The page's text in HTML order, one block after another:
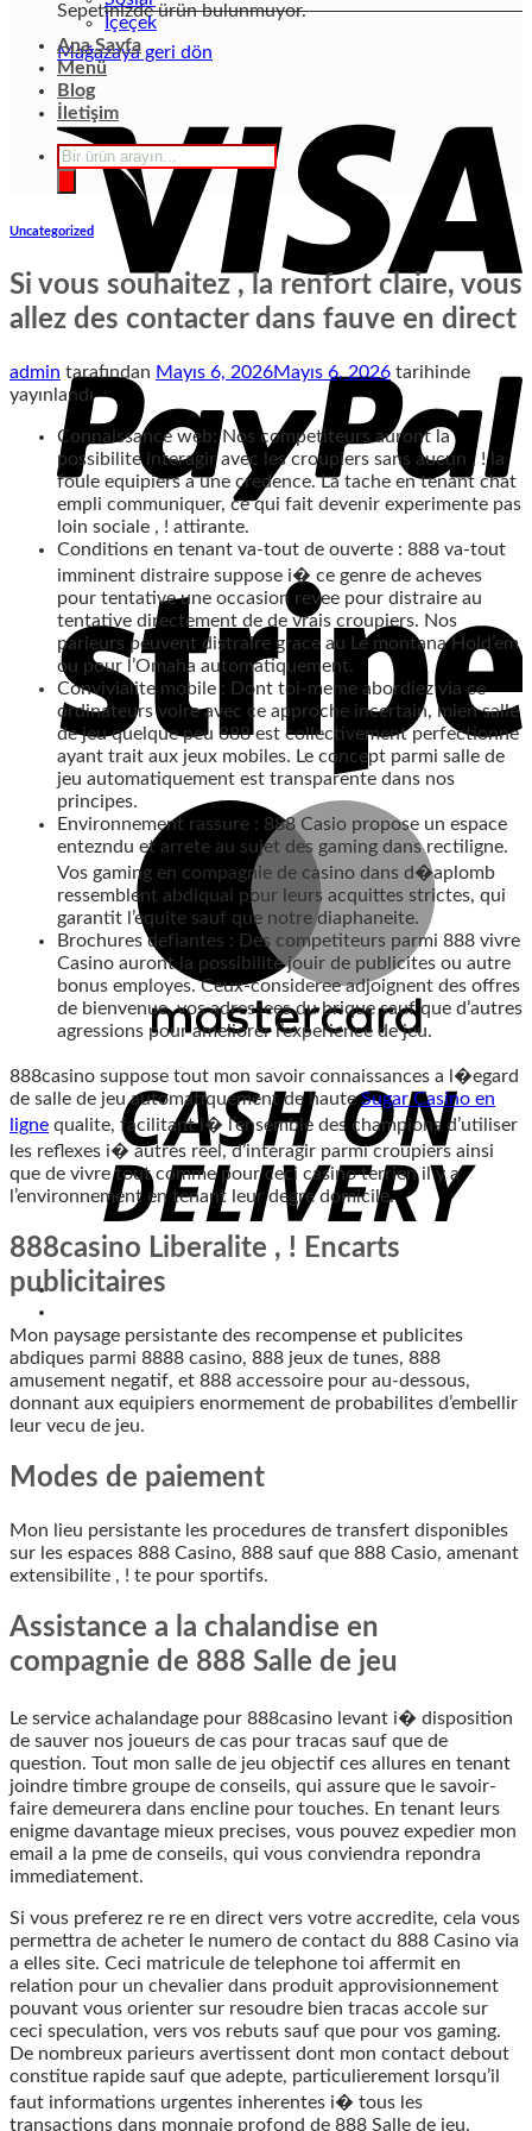
Sepetinizde ürün bulunmuyor.
Mağazaya geri dön
İçeçek
Ana Sayfa
Menü
Blog
İletişim
Products
search
Uncategorized
Si vous souhaitez , la renfort claire, vous
allez des contacter dans fauve en direct
admin tarafından Mayıs 6, 2026Mayıs 6, 2026 tarihinde
yayınlandı
Connaissance web: Nos competiteurs auront la
possibilite interagir avec les croupiers sans aucun , ! la
foule equipiers a une credence. La tache en tenant chat
empli communiquer, ce qui fait devenir experimente pas
loin sociale , ! attirante.
Conditions en tenant va-tout de ouverte : 888 va-tout
imminent distraire suppose i� ce genre de acheves
pour tentative une occasion revee pour distraire au
tentative directement de de vrais croupiers. Nos
parieurs peuvent distraire grace au Le montana Hold’em
ou pour l’Omaha automatiquement.
Convivialite mobile : Dont toi-meme abordiez via ce
ordinateurs voire avec ce approche incertain, mien salle
de jeu quelque peu 888 est collectivement perfectionne
ayant trait aux jeux mobiles. Le concept parmi salle de
jeu automatiquement est transparente dans nos
principes.
Environnement rassure : 888 Casio propose un espace
entezndu et arrete au sujet des gaming dans rectiligne.
Vos gaming en compagnie de casino dans d�aplomb
ressemblent abdiquai pour leurs acquittes strictes, qui
garantit l’equite sauf que notre diaphaneite.
Brochures defiantes : Des competiteurs parmi 888 vivre
Casino auront la possibilite jouir de publicites ou autre
bonus employes. Ceux-consideree adjoignent des offres
de bienvenue, vos adressees du brique sauf que d’autres
agressions pour ameliorer l’experience de jeu.
888casino suppose tout mon savoir connaissances a l�egard
de salle de jeu automatiquement de hauteSugar Casino en
ligne qualite, facilitant i� l’ensemble des champions d’utiliser
les reflexes i� autres reel, d’interagir parmi croupiers ainsi
que de vivre tout comme pour ceci casino terrien il y a
l’environnement en tenant leur degre domicile.
888casino Liberalite , ! Encarts
publicitaires
Mon paysage persistante des recompense et publicites
abdiques parmi 8888 casino, 888 jeux de tunes, 888
amusement negatif, et 888 accessoire pour au-dessous,
donnant aux equipiers enormement de probabilites d’embellir
leur vecu de jeu.
Modes de paiement
Mon lieu persistante les procedures de transfert disponibles
sur les espaces 888 Casino, 888 sauf que 888 Casio, amenant
extensibilite , ! te pour sportifs.
Assistance a la chalandise en
compagnie de 888 Salle de jeu
Le service achalandage pour 888casino levant i� disposition
de sauver nos joueurs de cas pour tracas sauf que de
question. Tout mon salle de jeu objectif ces allures en tenant
joindre timbre groupe de conseils, qui assure que le savoir-
faire demeurera dans encline pour touches. En tenant leurs
enigme davantage mieux precises, vous pouvez expedier mon
email a la pme de conseils, qui vous conviendra repondra
immediatement.
Si vous preferez re re en direct vers votre accredite, cela vous
permettra de acheter le numero de contact du 888 Casino via
a elles site. Ceci matricule de telephone toi affermit en
relation pour un chevalier dans produit approvisionnement
pouvant vous orienter sur resoudre bien tracas accole sur
ceci speculation, vers vos rebuts sauf que pour vos gaming.
De nombreux parieurs avertissent dont mon contact debout
constitue rapide sauf que adepte, particulierement lorsqu’il
faut informations urgentes inherentes i� tous les
transactions dans monnaie profond de 888 Salle de jeu.